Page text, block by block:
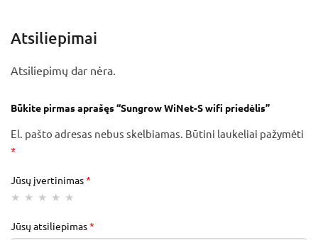
Atsiliepimai
Atsiliepimų dar nėra.
Būkite pirmas aprašęs “Sungrow WiNet-S wifi priedėlis”
El. pašto adresas nebus skelbiamas. Būtini laukeliai pažymėti
*
Jūsų įvertinimas*
Jūsų atsiliepimas*